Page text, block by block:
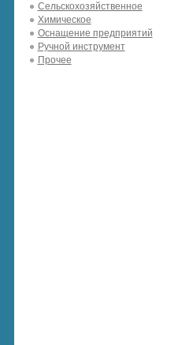
Сельскохозяйственное
Химическое
Оснащение предприятий
Ручной инструмент
Прочее